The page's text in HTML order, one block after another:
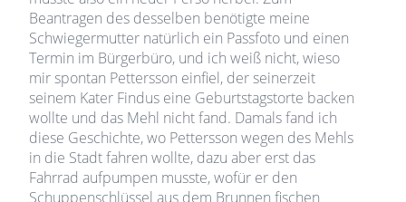
Beantragen des desselben benötigte meine
Schwiegermutter natürlich ein Passfoto und einen
Termin im Bürgerbüro, und ich weiß nicht, wieso
mir spontan Pettersson einfiel, der seinerzeit
seinem Kater Findus eine Geburtstagstorte backen
wollte und das Mehl nicht fand. Damals fand ich
diese Geschichte, wo Pettersson wegen des Mehls
in die Stadt fahren wollte, dazu aber erst das
Fahrrad aufpumpen musste, wofür er den
Schuppenschlüssel aus dem Brunnen fischen